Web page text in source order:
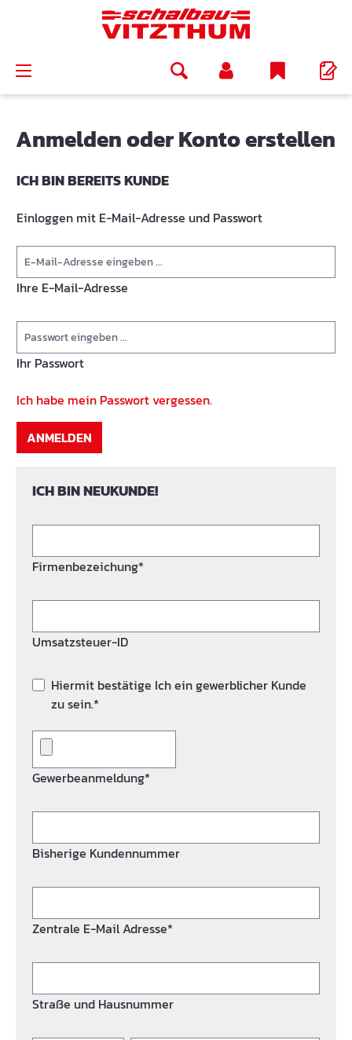
Anmelden oder Konto erstellen
ICH BIN BEREITS KUNDE
Einloggen mit E-Mail-Adresse und Passwort
Ihre E-Mail-Adresse
Ihr Passwort
Ich habe mein Passwort vergessen.
ANMELDEN
ICH BIN NEUKUNDE!
Firmenbezeichung*
Umsatzsteuer-ID
Hiermit bestätige Ich ein gewerblicher Kunde
zu sein.*
Gewerbeanmeldung*
Bisherige Kundennummer
Zentrale E-Mail Adresse*
Straße und Hausnummer